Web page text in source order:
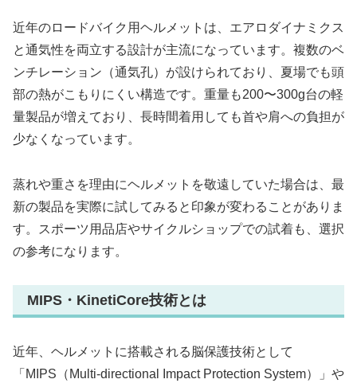
近年のロードバイク用ヘルメットは、エアロダイナミクス
と通気性を両立する設計が主流になっています。複数のベ
ンチレーション（通気孔）が設けられており、夏場でも頭
部の熱がこもりにくい構造です。重量も200〜300g台の軽
量製品が増えており、長時間着用しても首や肩への負担が
少なくなっています。
蒸れや重さを理由にヘルメットを敬遠していた場合は、最
新の製品を実際に試してみると印象が変わることがありま
す。スポーツ用品店やサイクルショップでの試着も、選択
の参考になります。
MIPS・KinetiCore技術とは
近年、ヘルメットに搭載される脳保護技術として
「MIPS（Multi-directional Impact Protection System）」や